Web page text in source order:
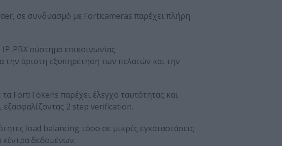
σε συνδυασμό με Forticameras παρέχει πλήρη
PBX σύστημα επικοινωνίας
την άριστη εξυπηρέτηση των πελατών και την
FortiTokens παρέχει έλεγχο ταυτότητας και
2 step verification.
load balancing τόσο σε μικρές εγκαταστάσεις
κέντρα δεδομένων.